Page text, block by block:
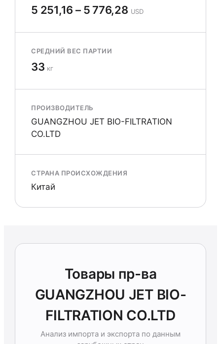
5 251,16 – 5 776,28 USD
СРЕДНИЙ ВЕС ПАРТИИ
33 кг
ПРОИЗВОДИТЕЛЬ
GUANGZHOU JET BIO-FILTRATION
CO.LTD
СТРАНА ПРОИСХОЖДЕНИЯ
Китай
Товары пр-ва
GUANGZHOU JET BIO-
FILTRATION CO.LTD
Анализ импорта и экспорта по данным